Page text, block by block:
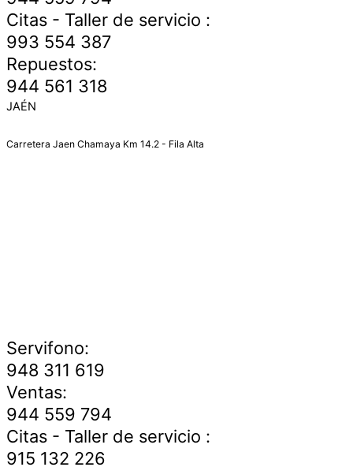
Citas - Taller de servicio :
993 554 387
Repuestos:
944 561 318
JAÉN
Carretera Jaen Chamaya Km 14.2 - Fila Alta
Servifono:
948 311 619
Ventas:
944 559 794
Citas - Taller de servicio :
915 132 226